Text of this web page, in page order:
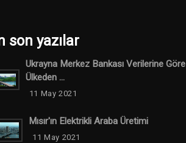
son yazılar
Ukrayna Merkez Bankası Verilerine Göre
Ülkeden ...
11 May 2021
Mısır'ın Elektrikli Araba Üretimi
11 May 2021